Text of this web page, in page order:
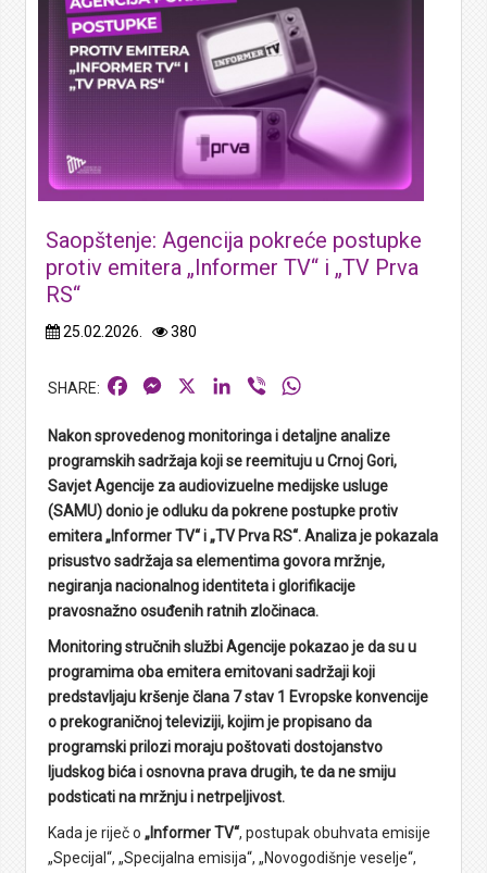
Saopštenje: Agencija pokreće postupke
protiv emitera „Informer TV“ i „TV Prva
RS“
25.02.2026. 380
FacebookMessengerLinkedIn
Viber
Nakon sprovedenog monitoringa i detaljne analize
programskih sadržaja koji se reemituju u Crnoj Gori,
Savjet Agencije za audiovizuelne medijske usluge
(SAMU) donio je odluku da pokrene postupke protiv
emitera „Informer TV“ i „TV Prva RS“. Analiza je pokazala
prisustvo sadržaja sa elementima govora mržnje,
negiranja nacionalnog identiteta i glorifikacije
pravosnažno osuđenih ratnih zločinaca.
Monitoring stručnih službi Agencije pokazao je da su u
programima oba emitera emitovani sadržaji koji
predstavljaju kršenje člana 7 stav 1 Evropske konvencije
o prekograničnoj televiziji, kojim je propisano da
programski prilozi moraju poštovati dostojanstvo
ljudskog bića i osnovna prava drugih, te da ne smiju
podsticati na mržnju i netrpeljivost.
Kada je riječ o„Informer TV“, postupak obuhvata emisije
„Specijal“, „Specijalna emisija“, „Novogodišnje veselje“,